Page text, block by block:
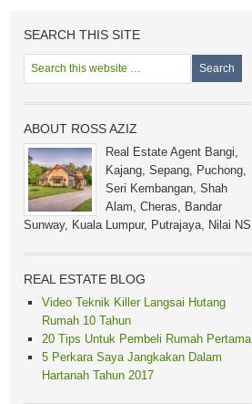
SEARCH THIS SITE
ABOUT ROSS AZIZ
Real Estate Agent Bangi,
Kajang, Sepang, Puchong,
Seri Kembangan, Shah
Alam, Cheras, Bandar
Sunway, Kuala Lumpur, Putrajaya, Nilai NS
REAL ESTATE BLOG
Video Teknik Killer Langsai Hutang
Rumah 10 Tahun
20 Tips Untuk Pembeli Rumah Pertama
5 Perkara Saya Jangkakan Dalam
Hartanah Tahun 2017